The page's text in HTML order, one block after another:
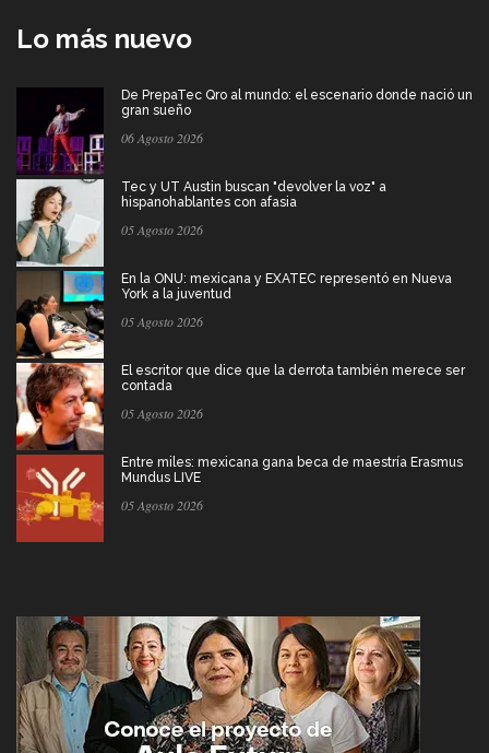
Lo más nuevo
De PrepaTec Qro al mundo: el escenario donde nació un
gran sueño
06 Agosto 2026
Tec y UT Austin buscan "devolver la voz" a
hispanohablantes con afasia
05 Agosto 2026
En la ONU: mexicana y EXATEC representó en Nueva
York a la juventud
05 Agosto 2026
El escritor que dice que la derrota también merece ser
contada
05 Agosto 2026
Entre miles: mexicana gana beca de maestría Erasmus
Mundus LIVE
05 Agosto 2026